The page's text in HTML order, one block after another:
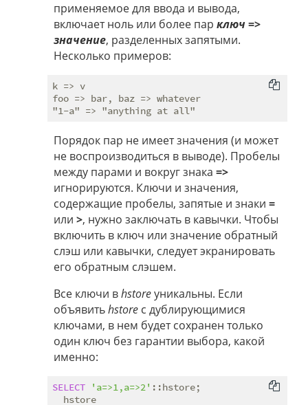
применяемое для ввода и вывода,
включает ноль или более пар ключ=>
значение, разделенных запятыми.
Несколько примеров:
k => v
foo => bar, baz => whatever
Порядок пар не имеет значения (и может
не воспроизводиться в выводе). Пробелы
между парами и вокруг знака =>
игнорируются. Ключи и значения,
содержащие пробелы, запятые и знаки =
или >, нужно заключать в кавычки. Чтобы
включить в ключ или значение обратный
слэш или кавычки, следует экранировать
его обратным слэшем.
Все ключи вhstoreуникальны. Если
объявитьhstore с дублирующимися
ключами, в нем будет сохранен только
один ключ без гарантии выбора, какой
именно:
SELECT 'a=>1,a=>2' ::hstore;